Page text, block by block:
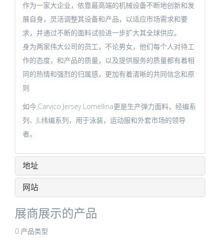
作为一家大企业，依靠最高端的机械设备不断地创新和发
展自身，灵活调整其设备和产品，以适应市场需求和要
求，并通过不断的面料试验进一步扩大其全球供应。
身为两家伟大公司的员工，不论男女，他们每个人对待工
作的态度，和产品的质量，以及提供服务的质量都有着相
同的热情和强烈的归属感，更加有着清晰的共同信念和原
则
如今,Carvico Jersey Lomellina更是生产弹力面料，经编系
列、JL纬编系列，用于泳装，运动服和外套市场的领导
者。
地址
网站
展商展示的产品
0 产品类型